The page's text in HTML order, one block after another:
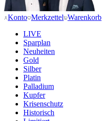
Konto Merkzettel Warenkorb
LIVE
Sparplan
Neuheiten
Gold
Silber
Platin
Palladium
Kupfer
Krisenschutz
Historisch